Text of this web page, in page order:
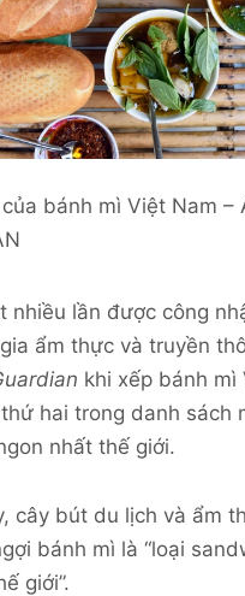
bánh mì Việt Nam –
nhiều lần được công
ẩm thực và truyền
khi xếp bánh mì
hai trong danh sách
nhất thế giới.
cây bút du lịch và ẩm
bánh mì là “loại
giới”.